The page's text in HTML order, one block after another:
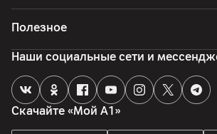
Полезное
Скачайте «Мой А1»
Наши социальные сети и